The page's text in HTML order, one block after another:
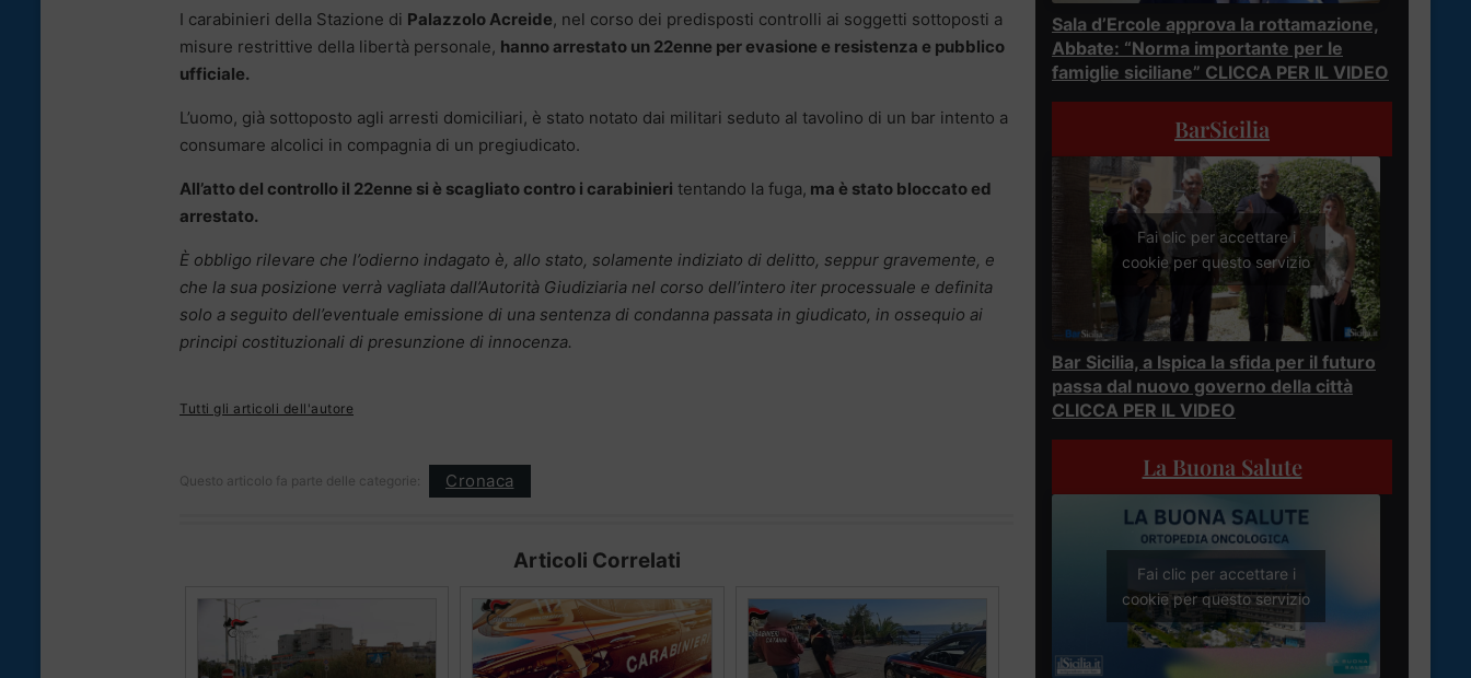
I carabinieri della Stazione di Palazzolo Acreide, nel corso dei predisposti controlli ai soggetti sottoposti a
misure restrittive della libertà personale, hanno arrestato un 22enne per evasione e resistenza e pubblico
ufficiale.
L’uomo, già sottoposto agli arresti domiciliari, è stato notato dai militari seduto al tavolino di un bar intento a
consumare alcolici in compagnia di un pregiudicato.
All’atto del controllo il 22enne si è scagliato contro i carabinieri tentando la fuga, ma è stato bloccato ed
arrestato.
È obbligo rilevare che l’odierno indagato è, allo stato, solamente indiziato di delitto, seppur gravemente, e
che la sua posizione verrà vagliata dall’Autorità Giudiziaria nel corso dell’intero iter processuale e definita
solo a seguito dell’eventuale emissione di una sentenza di condanna passata in giudicato, in ossequio ai
principi costituzionali di presunzione di innocenza.
Tutti gli articoli dell'autore
Questo articolo fa parte delle categorie: Cronaca
Articoli Correlati
Sala d’Ercole approva la rottamazione,
Abbate: “Norma importante per le
famiglie siciliane” CLICCA PER IL VIDEO
BarSicilia
Fai clic per accettare i
cookie per questo servizio
Bar Sicilia, a Ispica la sfida per il futuro
passa dal nuovo governo della città
CLICCA PER IL VIDEO
La Buona Salute
Fai clic per accettare i
cookie per questo servizio